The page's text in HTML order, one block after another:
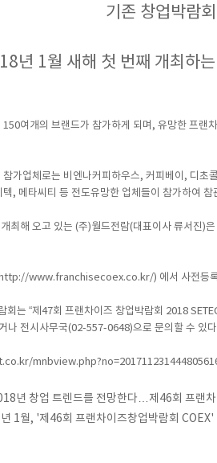
기존 창업박람
년 1월 새해 첫 번째 개최하
여개의 브랜드가 참가하게 되며, 유망한 프랜
참가업체로는 비엔나커피하우스, 커피베이, 디
, 메타씨티 등 전도유망한 업체들이 참가하여
최해 오고 있는 (주)월드전람(대표이사 류서진
http://www.franchisecoex.co.kr/) 에서 사전등
회는 “제47회 프랜차이즈 창업박람회 2018
나 전시사무국(02-557-0648)으로 문의할 수 있
년 창업 트렌드를 전망한다…제46회 프랜
1월, '제46회 프랜차이즈창업박람회